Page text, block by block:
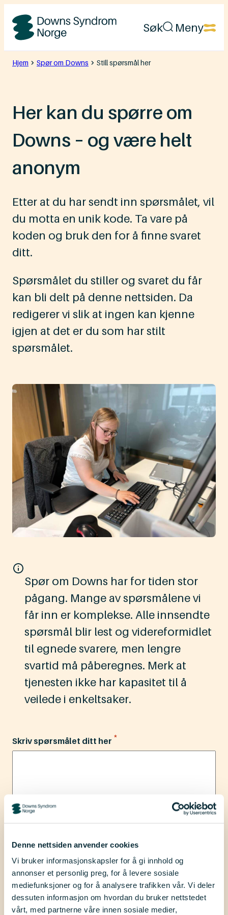
Denne nettsiden anvender cookies
Vi bruker informasjonskapsler for å gi innhold og
annonser et personlig preg, for å levere sosiale
mediefunksjoner og for å analysere trafikken vår. Vi deler
dessuten informasjon om hvordan du bruker nettstedet
vårt, med partnerne våre innen sosiale medier,
Hopp
Downs
Syndrom
Søk Meny
Hjem Spør om Downs Still spørsmål her
Her kan du spørre om
Downs – og være helt
anonym
Etter at du har sendt inn spørsmålet, vil
du motta en unik kode. Ta vare på
koden og bruk den for å finne svaret
ditt.
Spørsmålet du stiller og svaret du får
kan bli delt på denne nettsiden. Da
redigerer vi slik at ingen kan kjenne
igjen at det er du som har stilt
spørsmålet.
Spør om Downs har for tiden stor
pågang. Mange av spørsmålene vi
får inn er komplekse. Alle innsendte
spørsmål blir lest og videreformidlet
til egnede svarere, men lengre
svartid må påberegnes. Merk at
tjenesten ikke har kapasitet til å
veilede i enkeltsaker.
Skriv spørsmålet ditt her
*